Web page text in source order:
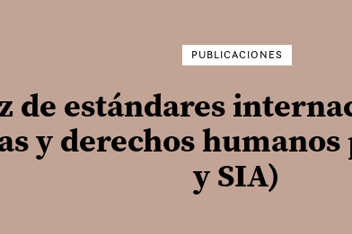
PUBLICACIONES
de estándares
y derechos
y SIA)